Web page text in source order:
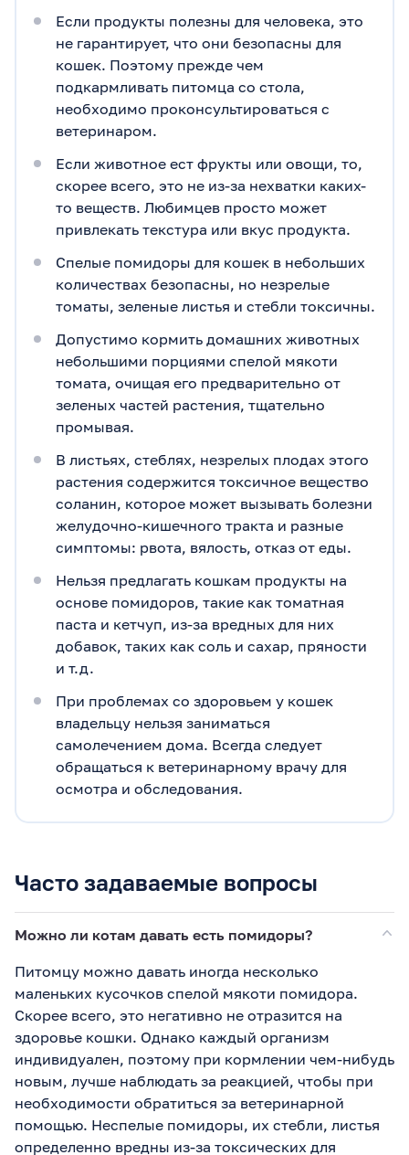
Если продукты полезны для человека, это
не гарантирует, что они безопасны для
кошек. Поэтому прежде чем
подкармливать питомца со стола,
необходимо проконсультироваться с
ветеринаром.
Если животное ест фрукты или овощи, то,
скорее всего, это не из-за нехватки каких-
то веществ. Любимцев просто может
привлекать текстура или вкус продукта.
Спелые помидоры для кошек в небольших
количествах безопасны, но незрелые
томаты, зеленые листья и стебли токсичны.
Допустимо кормить домашних животных
небольшими порциями спелой мякоти
томата, очищая его предварительно от
зеленых частей растения, тщательно
промывая.
В листьях, стеблях, незрелых плодах этого
растения содержится токсичное вещество
соланин, которое может вызывать болезни
желудочно-кишечного тракта и разные
симптомы: рвота, вялость, отказ от еды.
Нельзя предлагать кошкам продукты на
основе помидоров, такие как томатная
паста и кетчуп, из-за вредных для них
добавок, таких как соль и сахар, пряности
и т.д.
При проблемах со здоровьем у кошек
владельцу нельзя заниматься
самолечением дома. Всегда следует
обращаться к ветеринарному врачу для
осмотра и обследования.
Часто задаваемые вопросы
Можно ли котам давать есть помидоры?
Питомцу можно давать иногда несколько
маленьких кусочков спелой мякоти помидора.
Скорее всего, это негативно не отразится на
здоровье кошки. Однако каждый организм
индивидуален, поэтому при кормлении чем-нибудь
новым, лучше наблюдать за реакцией, чтобы при
необходимости обратиться за ветеринарной
помощью. Неспелые помидоры, их стебли, листья
определенно вредны из-за токсических для